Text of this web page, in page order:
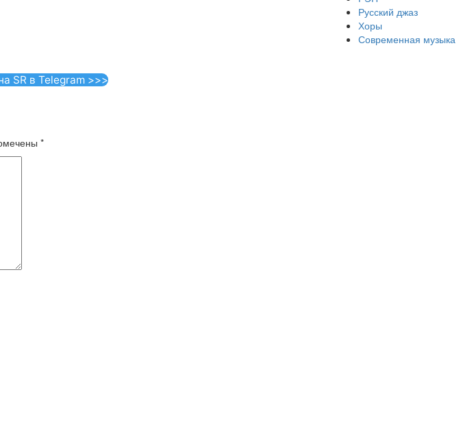
SR в Telegram >>>
*
Русский джаз
Хоры
Современная музыка